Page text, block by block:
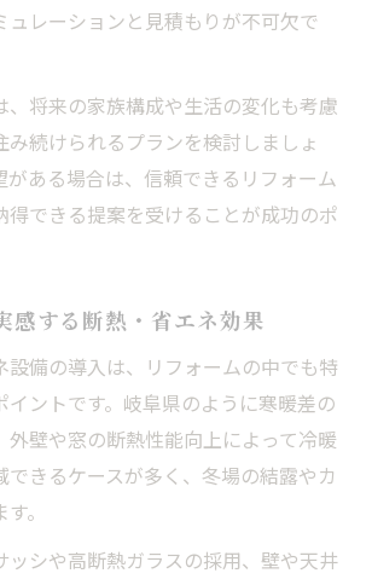
ュレーションと見積もりが不可欠で
、将来の家族構成や生活の変化も考慮
み続けられるプランを検討しましょ
がある場合は、信頼できるリフォーム
得できる提案を受けることが成功のポ
感する断熱・省エネ効果
設備の導入は、リフォームの中でも特
イントです。岐阜県のように寒暖差の
外壁や窓の断熱性能向上によって冷暖
できるケースが多く、冬場の結露やカ
。
ッシや高断熱ガラスの採用、壁や天井